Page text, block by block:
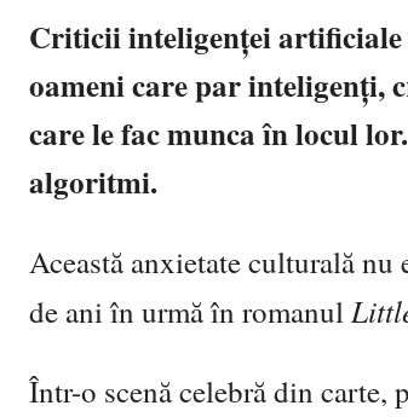
Criticii inteligenței artificiale
oameni care par inteligenți,
care le fac munca în locul
algoritmi.
Această anxietate culturală nu
de ani în urmă în romanul
Într-o scenă celebră din carte,